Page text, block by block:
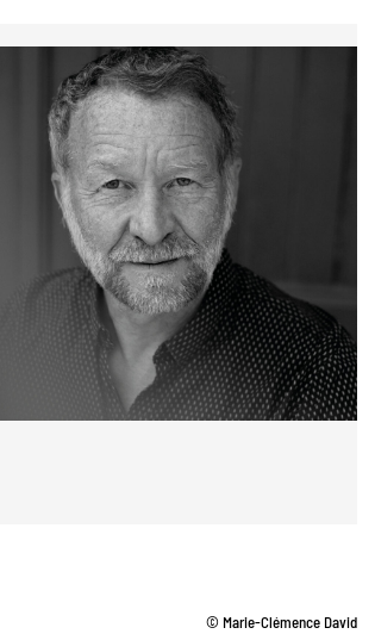
© Marie-Clémence David